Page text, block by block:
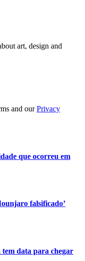
art, design and
and ourPrivacy
que ocorreu em
falsificado’
tem data para chegar